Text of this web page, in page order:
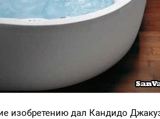
изобретению дал Кандидо